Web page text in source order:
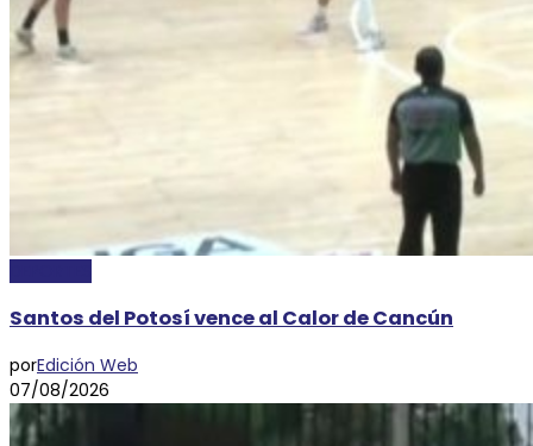
Santos del Potosí vence al Calor de Cancún
porEdición Web
07/08/2026